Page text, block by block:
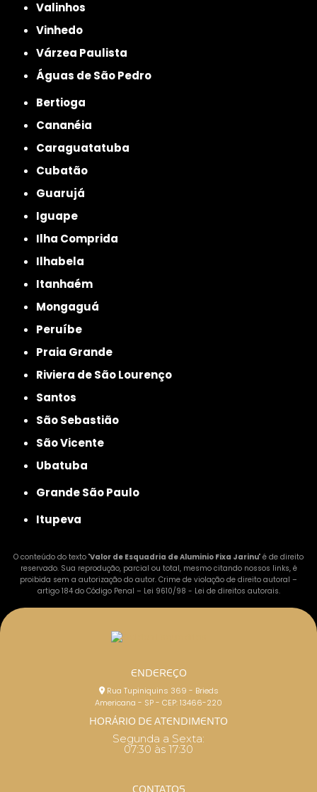
Valinhos
Vinhedo
Várzea Paulista
Águas de São Pedro
Bertioga
Cananéia
Caraguatatuba
Cubatão
Guarujá
Iguape
Ilha Comprida
Ilhabela
Itanhaém
Mongaguá
Peruíbe
Praia Grande
Riviera de São Lourenço
Santos
São Sebastião
São Vicente
Ubatuba
Grande São Paulo
Itupeva
O conteúdo do texto "Valor de Esquadria de Aluminio Fixa Jarinu" é de direito
reservado. Sua reprodução, parcial ou total, mesmo citando nossos links, é
proibida sem a autorização do autor. Crime de violação de direito autoral –
artigo 184 do Código Penal – Lei 9610/98 - Lei de direitos autorais.
ENDEREÇO
Rua Tupiniquins 369 - Brieds
Americana - SP - CEP: 13466-220
HORÁRIO DE ATENDIMENTO
Segunda a Sexta:
07:30 às 17:30